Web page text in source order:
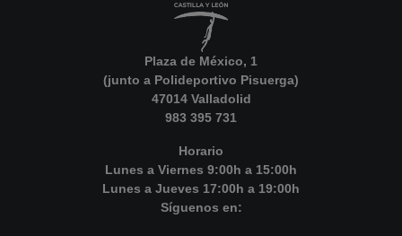
Plaza de México, 1
(junto a Polideportivo Pisuerga)
47014 Valladolid
983 395 731
Horario
Lunes a Viernes 9:00h a 15:00h
Lunes a Jueves 17:00h a 19:00h
Síguenos en: